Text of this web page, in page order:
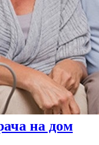
на дом